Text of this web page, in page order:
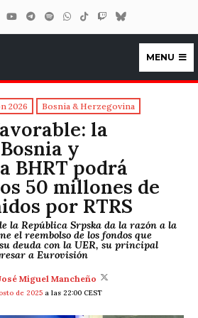
MENU
2026 Bosnia & Herzegovina
la
y
BHRT podrá
50 millones de
por RTRS
la República Srpska da la razón a la
el reembolso de los fondos que
deuda con la UER, su principal
a Eurovisión
Miguel Mancheño
de 2025 a las 22:00 CEST